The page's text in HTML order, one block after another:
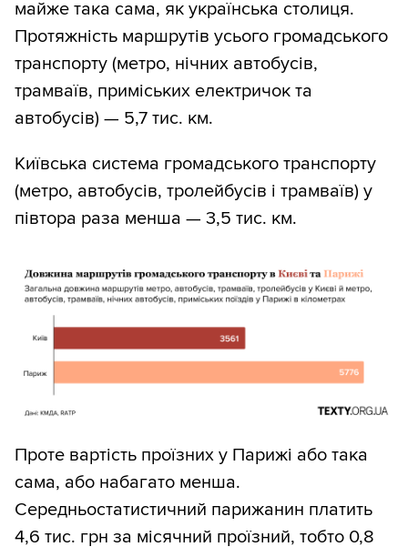
майже така сама, як українська столиця.
Протяжність маршрутів усього громадського
транспорту (метро, нічних автобусів,
трамваїв, приміських електричок та
автобусів) — 5,7 тис. км.
Київська система громадського транспорту
(метро, автобусів, тролейбусів і трамваїв) у
півтора раза менша — 3,5 тис. км.
Проте вартість проїзних у Парижі або така
сама, або набагато менша.
Середньостатистичний парижанин платить
4,6 тис. грн за місячний проїзний, тобто 0,8